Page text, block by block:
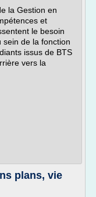
la Gestion en
et
le besoin
de la fonction
issus de BTS
vers la
plans, vie